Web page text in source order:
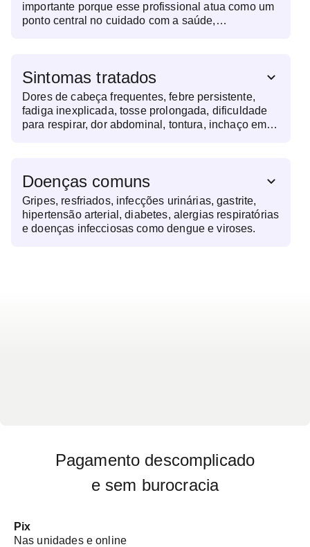
importante porque esse profissional atua como um
ponto central no cuidado com a saúde,
permitem acompanhar doenças crônicas, prevenir
complicações e realizar exames de rotina.
Sintomas tratados
Dores de cabeça frequentes, febre persistente,
fadiga inexplicada, tosse prolongada, dificuldade
para respirar, dor abdominal, tontura, inchaço em
Doenças comuns
Gripes, resfriados, infecções urinárias, gastrite,
hipertensão arterial, diabetes, alergias respiratórias
e doenças infecciosas como dengue e viroses.
Pagamento descomplicado
e sem burocracia
Pix
Nas unidades e online